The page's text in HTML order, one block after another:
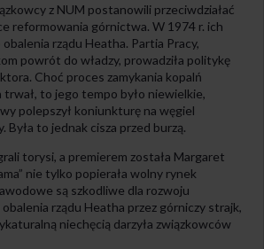
z NUM postanowili przeciwdziałać
reformowania górnictwa. W 1974 r. ich
rządu Heatha. Partia Pracy,
powrót do władzy, prowadziła politykę
Choć proces zamykania kopalń
to jego tempo było niewielkie,
polepszył koniunkturę na węgiel
Była to jednak cisza przed burzą.
torysi, a premierem została Margaret
nie tylko popierała wolny rynek
są szkodliwe dla rozwoju
rządu Heatha przez górniczy strajk,
niechęcią darzyła związkowców